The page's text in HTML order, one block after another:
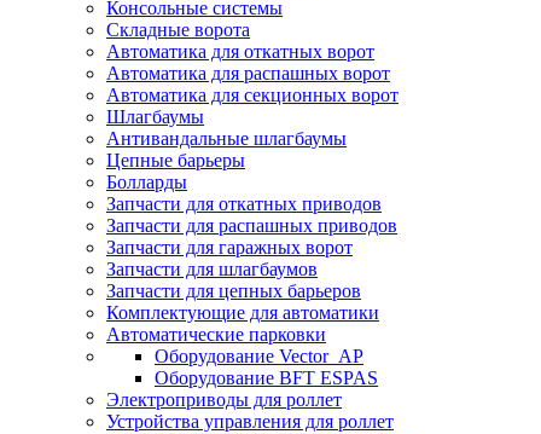
Консольные системы
Складные ворота
Автоматика для откатных ворот
Автоматика для распашных ворот
Автоматика для секционных ворот
Шлагбаумы
Антивандальные шлагбаумы
Цепные барьеры
Болларды
Запчасти для откатных приводов
Запчасти для распашных приводов
Запчасти для гаражных ворот
Запчасти для шлагбаумов
Запчасти для цепных барьеров
Комплектующие для автоматики
Автоматические парковки
Оборудование Vector_AP
Оборудование BFT ESPAS
Электроприводы для роллет
Устройства управления для роллет